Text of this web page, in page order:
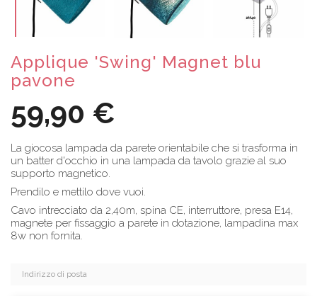
Applique 'Swing' Magnet blu
pavone
59,90 €
La giocosa lampada da parete orientabile che si trasforma in
un batter d'occhio in una lampada da tavolo grazie al suo
supporto magnetico.
Prendilo e mettilo dove vuoi.
Cavo intrecciato da 2,40m, spina CE, interruttore, presa E14,
magnete per fissaggio a parete in dotazione, lampadina max
8w non fornita.